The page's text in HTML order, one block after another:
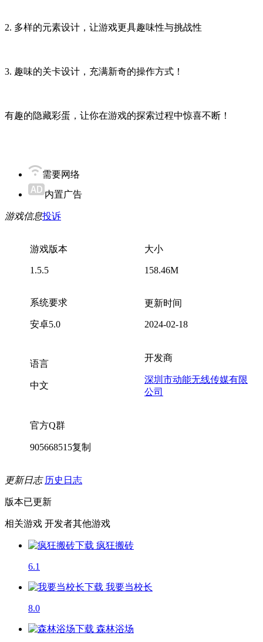
2. 多样的元素设计，让游戏更具趣味性与挑战性
3. 趣味的关卡设计，充满新奇的操作方式！
有趣的隐藏彩蛋，让你在游戏的探索过程中惊喜不断！
需要网络
内置广告
游戏信息投诉
游戏版本
1.5.5
大小
158.46M
系统要求
安卓5.0
更新时间
2024-02-18
语言
中文
开发商
深圳市动能无线传媒有限
公司
官方Q群
905668515复制
更新日志 历史日志
版本已更新
相关游戏 开发者其他游戏
疯狂搬砖
6.1
我要当校长
8.0
森林浴场